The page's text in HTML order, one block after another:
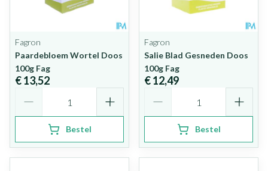
Fagron
Paardebloem Wortel Doos
100g Fag
€ 13,52
Bestel
Fagron
Salie Blad Gesneden Doos
100g Fag
€ 12,49
Bestel